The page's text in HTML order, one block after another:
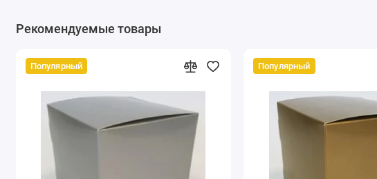
Рекомендуемые товары
Популярный Популярный